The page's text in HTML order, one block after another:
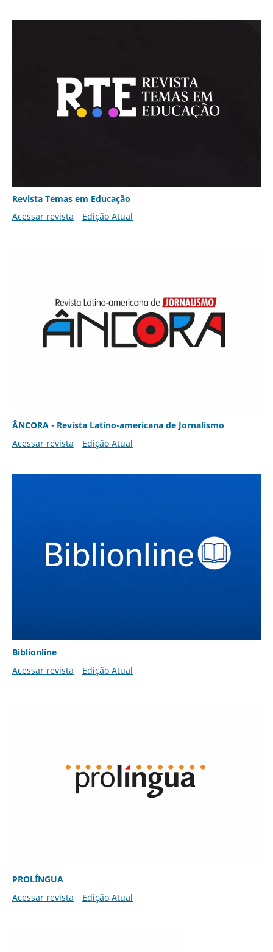
Revista Temas em Educação
Acessar revista
Edição Atual
ÂNCORA - Revista Latino-americana de Jornalismo
Acessar revista
Edição Atual
Biblionline
Acessar revista
Edição Atual
PROLÍNGUA
Acessar revista
Edição Atual